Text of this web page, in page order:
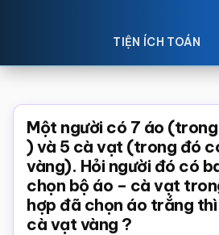
toán
giáo
Toán,
trắc
nghiệm
Toán
online
TIỆN ÍCH TOÁN
Một người có 7 áo
) và 5 cà vạt (trong đó
vàng). Hỏi người đó có
chọn bộ áo – cà vạt
hợp đã chọn áo trắng
cà vạt vàng ?